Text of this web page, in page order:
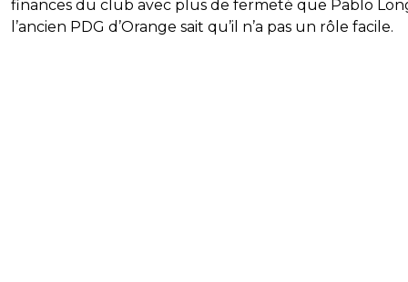
finances du club avec plus de fermeté que Pablo
l’ancien PDG d’Orange sait qu’il n’a pas un rôle facile.